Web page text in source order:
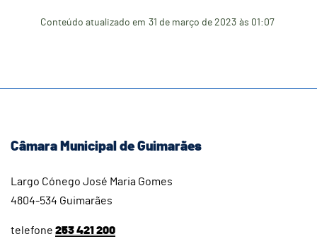
Conteúdo atualizado em 31 de março de 2023 às 01:07
Câmara Municipal de Guimarães
Largo Cónego José Maria Gomes
4804-534 Guimarães
telefone 253 421 200